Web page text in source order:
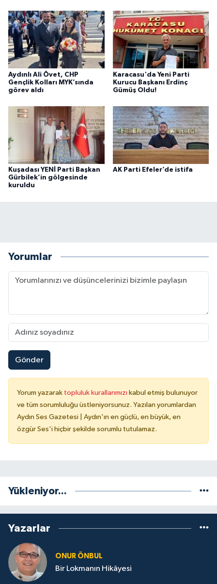
Aydınlı Ali Övet, CHP
Gençlik Kolları MYK’sında
görev aldı
Karacasu'da Yeni Parti
Kurucu Başkanı Erdinç
Gümüş Oldu!
Kuşadası YENİ Parti Başkan
Gürbilek’in gölgesinde
kuruldu
AK Parti Efeler’de istifa
Yorumlar
Gönder
Yorum yazarak topluluk kurallarımızı kabul etmiş bulunuyor
ve tüm sorumluluğu üstleniyorsunuz. Yazılan yorumlardan
Aydın Ses Gazetesi | Aydın'ın en güçlü, en büyük, en
özgür Ses'i hiçbir şekilde sorumlu tutulamaz.
Yükleniyor...
Yazarlar
ONUR ÖNBUL
Bir Lokmanın Hikâyesi